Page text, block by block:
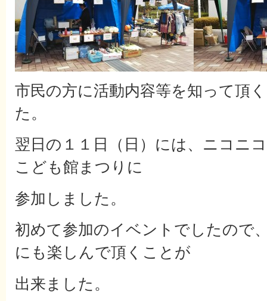
市民の方に活動内容等を知って頂
た。
翌日の１１日（日）には、ニコニ
こども館まつりに
参加しました。
初めて参加のイベントでしたので
にも楽しんで頂くことが
出来ました。